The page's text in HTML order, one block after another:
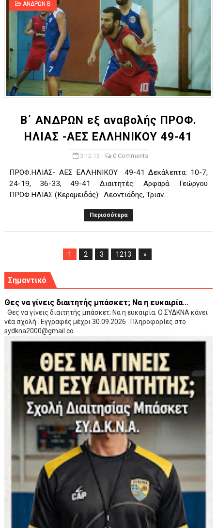
ΑΝΔΡΩΝ Β
Β΄ ΑΝΔΡΩΝ εξ αναβολής ΠΡΟΦ.
ΗΛΙΑΣ -ΑΕΣ ΕΛΛΗΝΙΚΟΥ 49-41
3.12.13 0 Comments
ΠΡΟΦ.ΗΛΙΑΣ- ΑΕΣ ΕΛΛΗΝΙΚΟΥ 49-41 Δεκάλεπτα: 10-7,
24-19, 36-33, 49-41 Διαιτητές: Αρφαρά. Γεώργου
ΠΡΟΦ.ΗΛΙΑΣ (Κεραμειδάς): Λεοντιάδης, Τριαν...
Περισσότερα
1 2 3 1213 »
Σημαντικό
Θες να γίνεις διαιτητής μπάσκετ; Να η ευκαιρία...
Θες να γίνεις διαιτητής μπάσκετ; Να η ευκαιρία. Ο ΣΥΔΚΝΑ κάνει
νέα σχολή . Εγγραφές μέχρι 30.09.2026 . Πληροφορίες στο
sydkna2000@gmail.co...